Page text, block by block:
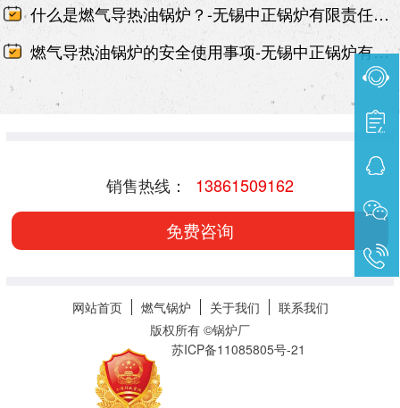
什么是燃气导热油锅炉？-无锡中正锅炉有限责任公司
燃气导热油锅炉的安全使用事项-无锡中正锅炉有限责任公司
销售热线： 13861509162
免费咨询
网站首页 燃气锅炉 关于我们
联系我们
版权所有 ©锅炉厂
苏ICP备11085805号-21